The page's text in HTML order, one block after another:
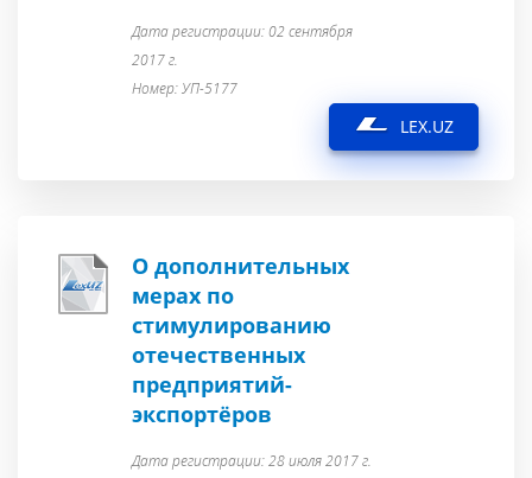
Дата регистрации: 02 сентября
2017 г.
Номер: УП-5177
LEX.UZ
О дополнительных
мерах по
стимулированию
отечественных
предприятий-
экспортёров
Дата регистрации: 28 июля 2017 г.